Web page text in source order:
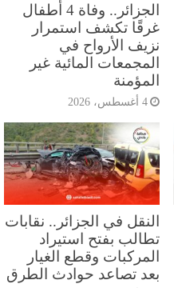
الجزائر.. وفاة 4 أطفال
غرقًا تكشف استمرار
نزيف الأرواح في
المجمعات المائية غير
المؤمنة
4 أغسطس، 2026
النقل في الجزائر.. نقابات
تطالب بفتح استيراد
المركبات وقطع الغيار
بعد تصاعد حوادث الطرق